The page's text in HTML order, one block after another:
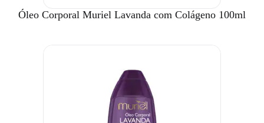
Óleo Corporal Muriel Lavanda com Colágeno 100ml